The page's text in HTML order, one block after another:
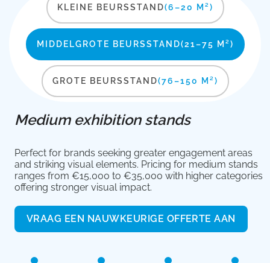
KLEINE BEURSSTAND(6–20 M²)
MIDDELGROTE BEURSSTAND(21–75 M²)
GROTE BEURSSTAND(76–150 M²)
Medium exhibition stands
Perfect for brands seeking greater engagement areas
and striking visual elements. Pricing for medium stands
ranges from €15,000 to €35,000 with higher categories
offering stronger visual impact.
VRAAG EEN NAUWKEURIGE OFFERTE AAN